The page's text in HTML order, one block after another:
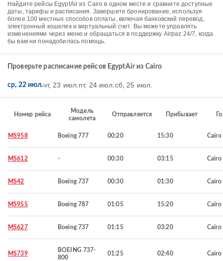
Найдите рейсы EgyptAir из Cairo в одном месте и сравните доступные
даты, тарифы и расписания. Завершите бронирование, используя
более 100 местных способов оплаты, включая банковский перевод,
электронный кошелек и виртуальный счет. Вы можете управлять
изменениями через меню и обращаться в поддержку Airpaz 24/7, когда
бы вам ни понадобилась помощь.
Проверьте расписание рейсов EgyptAir из Cairo
ср, 22 июл.чт, 23 июл. пт, 24 июл. сб, 25 июл.
Номер рейса
Модель
самолета
Отправляется Прибывает
MS958 Boeing 777 00:20 15:30 Cairo
MS612 - 00:30 03:15 Cairo
MS42 Boeing 737 00:30 01:30 Cairo
MS955 Boeing 787 01:05 15:20 Cairo
MS627 Boeing 737 01:15 03:20 Cairo
MS739
BOEING 737-
800
01:25 02:40 Cairo